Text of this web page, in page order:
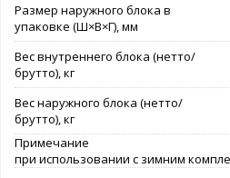
Размер наружного блока в
упаковке (Ш×В×Г), мм
Вес внутреннего блока (нетто/
брутто), кг
Вес наружного блока (нетто/
брутто), кг
Примечание
при использовании с зимним